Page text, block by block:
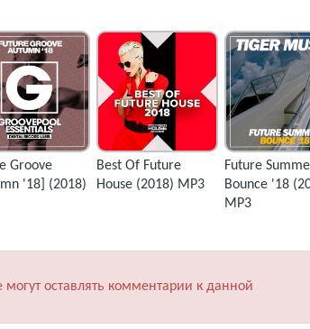
Groove
'18] (2018)
Best Of Future
House (2018) MP3
Future
Bounce '18
MP3
могут оставлять комментарии к данной